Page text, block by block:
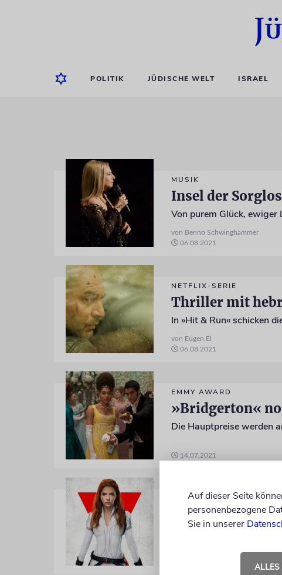
POLITIK JÜDISCHE WELT ISRAEL
MUSIK
Insel der
Von purem Glück, ewiger
von Benno Schwinghammer
06.08.2021
NETFLIX-SERIE
Thriller mit
von Eugen El
06.08.2021
EMMY AWARD
»Bridgerton«
Die Hauptpreise werden
14.07.2021
SCARLETT JOHANSSON
»Habe jetzt
Die Rolle im Film »Black
Auf dieser Seite
personenbezogene
Sie in unserer
ALLES